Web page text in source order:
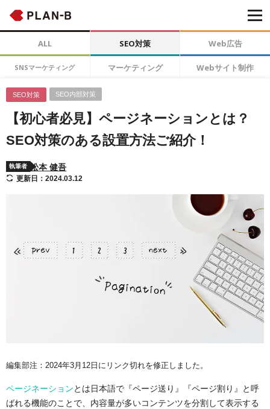
ALL SEO対策 Web広告
SNSマーケティング マーケティング Webサイト制作
SEO対策 SEO内部対策
【初心者必見】ページネーションとは？
SEO対策のある設置方法ご紹介！
執筆者 松本 健吾
更新日：2024.03.12
編集部注：2024年3月12日にリンク切れを修正しました。
ページネーションとは日本語で『ページ送り』『ページ割り』と呼
ばれる機能のことで、内容量が多いコンテンツを分割して表示する